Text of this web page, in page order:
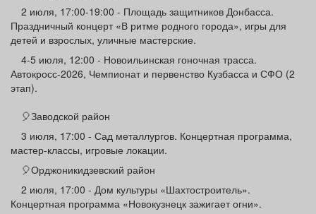
Товары Поздравления Погода
ТВ программа
2 июля, 17:00-19:00 - Площадь защитников Донбасса.
Праздничный концерт «В ритме родного города», игры для
детей и взрослых, уличные мастерские.
4-5 июля, 12:00 - Новоильинская гоночная трасса.
Автокросс-2026, Чемпионат и первенство Кузбасса и СФО (2
этап).
🎈Заводской район
3 июля, 17:00 - Сад металлургов. Концертная программа,
мастер-классы, игровые локации.
🎈Орджоникидзевский район
2 июля, 17:00 - Дом культуры «Шахтостроитель».
Концертная программа «Новокузнецк зажигает огни».